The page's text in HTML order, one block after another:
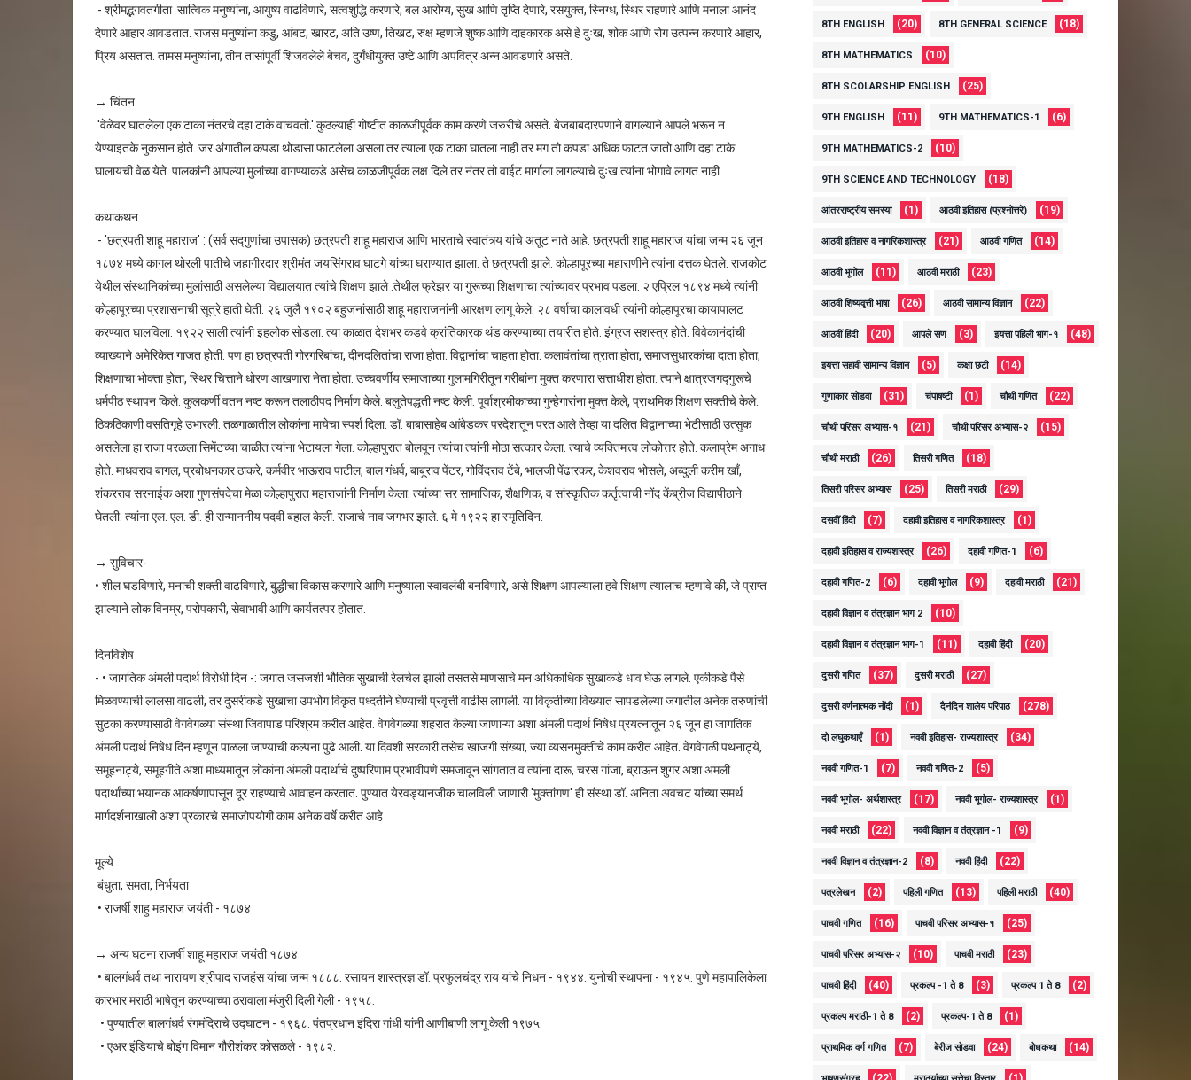
- श्रीमद्भगवतगीता सात्विक मनुष्यांना, आयुष्य वाढविणारे, सत्वशुद्धि करणारे, बल आरोग्य, सुख आणि तृप्ति देणारे, रसयुक्त, स्निग्ध, स्थिर राहणारे आणि मनाला आनंद
देणारे आहार आवडतात. राजस मनुष्यांना कडु, आंबट, खारट, अति उष्ण, तिखट, रुक्ष म्हणजे शुष्क आणि दाहकारक असे हे दुःख, शोक आणि रोग उत्पन्न करणारे आहार,
प्रिय असतात. तामस मनुष्यांना, तीन तासांपूर्वी शिजवलेले बेचव, दुर्गंधीयुक्त उष्टे आणि अपवित्र अन्न आवडणारे असते.
→ चिंतन
'वेळेवर घातलेला एक टाका नंतरचे दहा टाके वाचवतो.' कुठल्याही गोष्टीत काळजीपूर्वक काम करणे जरुरीचे असते. बेजबाबदारपणाने वागल्याने आपले भरून न
येण्याइतके नुकसान होते. जर अंगातील कपडा थोडासा फाटलेला असला तर त्याला एक टाका घातला नाही तर मग तो कपडा अधिक फाटत जातो आणि दहा टाके
घालायची वेळ येते. पालकांनी आपल्या मुलांच्या वागण्याकडे असेच काळजीपूर्वक लक्ष दिले तर नंतर तो वाईट मार्गाला लागल्याचे दुःख त्यांना भोगावे लागत नाही.
कथाकथन
- 'छत्रपती शाहू महाराज' : (सर्व सद्गुणांचा उपासक) छत्रपती शाहू महाराज आणि भारताचे स्वातंत्र्य यांचे अतूट नाते आहे. छत्रपती शाहू महाराज यांचा जन्म २६ जून
१८७४ मध्ये कागल थोरली पातीचे जहागीरदार श्रीमंत जयसिंगराव घाटगे यांच्या घराण्यात झाला. ते छत्रपती झाले. कोल्हापूरच्या महाराणीने त्यांना दत्तक घेतले. राजकोट
येथील संस्थानिकांच्या मुलांसाठी असलेल्या विद्यालयात त्यांचे शिक्षण झाले .तेथील फ्रेझर या गुरूच्या शिक्षणाचा त्यांच्यावर प्रभाव पडला. २ एप्रिल १८९४ मध्ये त्यांनी
कोल्हापूरच्या प्रशासनाची सूत्रे हाती घेती. २६ जुलै १९०२ बहुजनांसाठी शाहू महाराजनांनी आरक्षण लागू केले. २८ वर्षाचा कालावधी त्यांनी कोल्हापूरचा कायापालट
करण्यात घालविला. १९२२ साली त्यांनी इहलोक सोडला. त्या काळात देशभर कडवे क्रांतिकारक थंड करण्याच्या तयारीत होते. इंग्रज सशस्त्र होते. विवेकानंदांची
व्याख्याने अमेरिकेत गाजत होती. पण हा छत्रपती गोरगरिबांचा, दीनदलितांचा राजा होता. विद्वानांचा चाहता होता. कलावंतांचा त्राता होता, समाजसुधारकांचा दाता होता,
शिक्षणाचा भोक्ता होता, स्थिर चित्ताने धोरण आखणारा नेता होता. उच्चवर्णीय समाजाच्या गुलामगिरीतून गरीबांना मुक्त करणारा सत्ताधीश होता. त्याने क्षात्रजगद्गुरूचे
धर्मपीठ स्थापन किले. कुलकर्णी वतन नष्ट करून तलाठीपद निर्माण केले. बलुतेपद्धती नष्ट केली. पूर्वाश्रमीकाच्या गुन्हेगारांना मुक्त केले, प्राथमिक शिक्षण सक्तीचे केले.
ठिकठिकाणी वसतिगृहे उभारली. तळगाळातील लोकांना मायेचा स्पर्श दिला. डॉ. बाबासाहेब आंबेडकर परदेशातून परत आले तेव्हा या दलित विद्वानाच्या भेटीसाठी उत्सुक
असलेला हा राजा परळला सिमेंटच्या चाळीत त्यांना भेटायला गेला. कोल्हापुरात बोलवून त्यांचा त्यांनी मोठा सत्कार केला. त्याचे व्यक्तिमत्त्व लोकोत्तर होते. कलाप्रेम अगाध
होते. माधवराव बागल, प्रबोधनकार ठाकरे, कर्मवीर भाऊराव पाटील, बाल गंधर्व, बाबूराव पेंटर, गोविंदराव टेंबे, भालजी पेंढारकर, केशवराव भोसले, अब्दुली करीम खाँ,
शंकरराव सरनाईक अशा गुणसंपदेचा मेळा कोल्हापुरात महाराजांनी निर्माण केला. त्यांच्या सर सामाजिक, शैक्षणिक, व सांस्कृतिक कर्तृत्वाची नोंद केंब्रीज विद्यापीठाने
घेतली. त्यांना एल. एल. डी. ही सन्माननीय पदवी बहाल केली. राजाचे नाव जगभर झाले. ६ मे १९२२ हा स्मृतिदिन.
→ सुविचार-
• शील घडविणारे, मनाची शक्ती वाढविणारे, बुद्धीचा विकास करणारे आणि मनुष्याला स्वावलंबी बनविणारे, असे शिक्षण आपल्याला हवे शिक्षण त्यालाच म्हणावे की, जे प्राप्त
झाल्याने लोक विनम्र, परोपकारी, सेवाभावी आणि कार्यतत्पर होतात.
दिनविशेष
- • जागतिक अंमली पदार्थ विरोधी दिन -: जगात जसजशी भौतिक सुखाची रेलचेल झाली तसतसे माणसाचे मन अधिकाधिक सुखाकडे धाव घेऊ लागले. एकीकडे पैसे
मिळवण्याची लालसा वाढली, तर दुसरीकडे सुखाचा उपभोग विकृत पध्दतीने घेण्याची प्रवृत्ती वाढीस लागली. या विकृतीच्या विख्यात सापडलेल्या जगातील अनेक तरुणांची
सुटका करण्यासाठी वेगवेगळ्या संस्था जिवापाड परिश्रम करीत आहेत. वेगवेगळ्या शहरात केल्या जाणाऱ्या अशा अंमली पदार्थ निषेध प्रयत्नातून २६ जून हा जागतिक
अंमली पदार्थ निषेध दिन म्हणून पाळला जाण्याची कल्पना पुढे आली. या दिवशी सरकारी तसेच खाजगी संख्या, ज्या व्यसनमुक्तीचे काम करीत आहेत. वेगवेगळी पथनाट्ये,
समूहनाट्ये, समूहगीते अशा माध्यमातून लोकांना अंमली पदार्थाचे दुष्परिणाम प्रभावीपणे समजावून सांगतात व त्यांना दारू, चरस गांजा, ब्राऊन शुगर अशा अंमली
पदार्थांच्या भयानक आकर्षणापासून दूर राहण्याचे आवाहन करतात. पुण्यात येरवड्यानजीक चालविली जाणारी 'मुक्तांगण' ही संस्था डॉ. अनिता अवचट यांच्या समर्थ
मार्गदर्शनाखाली अशा प्रकारचे समाजोपयोगी काम अनेक वर्षे करीत आहे.
मूल्ये
बंधुता, समता, निर्भयता
• राजर्षी शाहु महाराज जयंती - १८७४
→ अन्य घटना राजर्षी शाहू महाराज जयंती १८७४
• बालगंधर्व तथा नारायण श्रीपाद राजहंस यांचा जन्म १८८८. रसायन शास्त्रज्ञ डॉ. प्रफुलचंद्र राय यांचे निधन - १९४४. युनोची स्थापना - १९४५. पुणे महापालिकेला
कारभार मराठी भाषेतून करण्याच्या ठरावाला मंजुरी दिली गेली - १९५८.
• पुण्यातील बालगंधर्व रंगमंदिराचे उद्घाटन - १९६८. पंतप्रधान इंदिरा गांधी यांनी आणीबाणी लागू केली १९७५.
• एअर इंडियाचे बोइंग विमान गौरीशंकर कोसळले - १९८२.
8TH ENGLISH (20) 8TH GENERAL SCIENCE (18)
8TH MATHEMATICS (10)
8TH SCOLARSHIP ENGLISH (25)
9TH ENGLISH (11) 9TH MATHEMATICS-1 (6)
9TH MATHEMATICS-2 (10)
9TH SCIENCE AND TECHNOLOGY (18)
आंतरराष्ट्रीय समस्या (1) आठवी इतिहास (प्रश्नोत्तरे) (19)
आठवी इतिहास व नागरिकशास्त्र (21) आठवी गणित (14)
आठवी भूगोल (11) आठवी मराठी (23)
आठवी शिष्यवृत्ती भाषा (26) आठवी सामान्य विज्ञान (22)
आठवीं हिंदी (20) आपले सण (3) इयत्ता पहिली भाग-१ (48)
इयत्ता सहावी सामान्य विज्ञान (5) कक्षा छटी (14)
गुणाकार सोडवा (31) चंपाषष्टी (1) चौथी गणित (22)
चौथी परिसर अभ्यास-१ (21) चौथी परिसर अभ्यास-२ (15)
चौथी मराठी (26) तिसरी गणित (18)
तिसरी परिसर अभ्यास (25) तिसरी मराठी (29)
दसवीं हिंदी (7) दहावी इतिहास व नागरिकशास्त्र (1)
दहावी इतिहास व राज्यशास्त्र (26) दहावी गणित-1 (6)
दहावी गणित-2 (6) दहावी भूगोल (9) दहावी मराठी (21)
दहावी विज्ञान व तंत्रज्ञान भाग 2 (10)
दहावी विज्ञान व तंत्रज्ञान भाग-1 (11) दहावी हिंदी (20)
दुसरी गणित (37) दुसरी मराठी (27)
दुसरी वर्णनात्मक नोंदी (1) दैनंदिन शालेय परिपाठ (278)
दो लघुकथाएँ (1) नववी इतिहास- राज्यशास्त्र (34)
नववी गणित-1 (7) नववी गणित-2 (5)
नववी भूगोल- अर्थशास्त्र (17) नववी भूगोल- राज्यशास्त्र (1)
नववी मराठी (22) नववी विज्ञान व तंत्रज्ञान -1 (9)
नववी विज्ञान व तंत्रज्ञान-2 (8) नववी हिंदी (22)
पत्रलेखन (2) पहिली गणित (13) पहिली मराठी (40)
पाचवी गणित (16) पाचवी परिसर अभ्यास-१ (25)
पाचवी परिसर अभ्यास-२ (10) पाचवी मराठी (23)
पाचवी हिंदी (40) प्रकल्प -1 ते 8 (3) प्रकल्प 1 ते 8 (2)
प्रकल्प मराठी-1 ते 8 (2) प्रकल्प-1 ते 8 (1)
प्राथमिक वर्ग गणित (7) बेरीज सोडवा (24) बोधकथा (14)